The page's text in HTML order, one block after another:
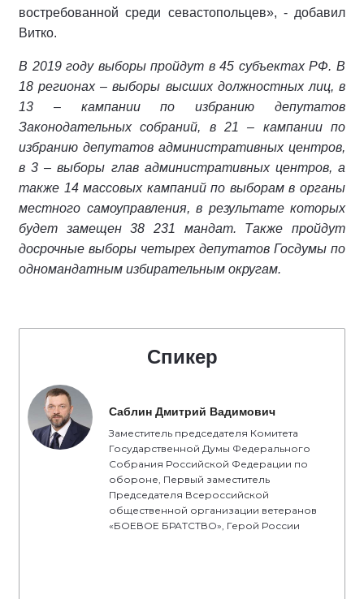
востребованной среди севастопольцев», - добавил
Витко.
В 2019 году выборы пройдут в 45 субъектах РФ. В
18 регионах – выборы высших должностных лиц, в
13 – кампании по избранию депутатов
Законодательных собраний, в 21 – кампании по
избранию депутатов административных центров,
в 3 – выборы глав административных центров, а
также 14 массовых кампаний по выборам в органы
местного самоуправления, в результате которых
будет замещен 38 231 мандат. Также пройдут
досрочные выборы четырех депутатов Госдумы по
одномандатным избирательным округам.
Спикер
Саблин Дмитрий Вадимович
Заместитель председателя Комитета
Государственной Думы Федерального
Собрания Российской Федерации по
обороне, Первый заместитель
Председателя Всероссийской
общественной организации ветеранов
«БОЕВОЕ БРАТСТВО», Герой России